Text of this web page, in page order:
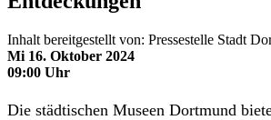
Inhalt bereitgestellt von: Pressestelle Stadt
Mi 16. Oktober 2024
09:00 Uhr
Die städtischen Museen Dortmund